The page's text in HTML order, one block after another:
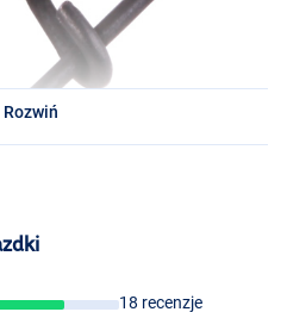
Rozwiń
18 recenzje